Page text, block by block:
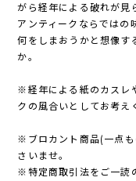
がら経年による破れが見
アンティークならではの
何をしまおうかと想像す
か。
※経年による紙のカスレ
クの風合いとしてお考え
※ブロカント商品(一点
さいませ。
※特定商取引法をご一読